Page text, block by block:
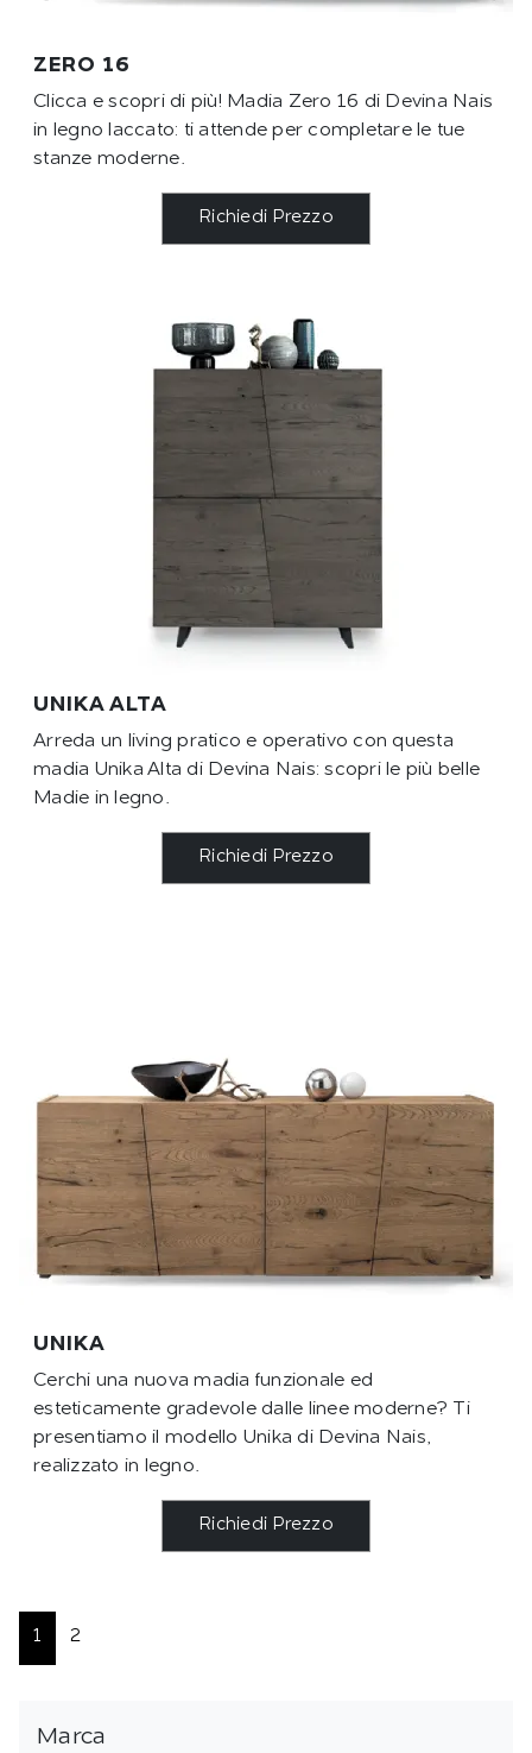
ZERO 16
Clicca e scopri di più! Madia Zero 16 di Devina Nais
in legno laccato: ti attende per completare le tue
stanze moderne.
Richiedi Prezzo
UNIKA ALTA
Arreda un living pratico e operativo con questa
madia Unika Alta di Devina Nais: scopri le più belle
Madie in legno.
Richiedi Prezzo
UNIKA
Cerchi una nuova madia funzionale ed
esteticamente gradevole dalle linee moderne? Ti
presentiamo il modello Unika di Devina Nais,
realizzato in legno.
Richiedi Prezzo
1 2
Marca